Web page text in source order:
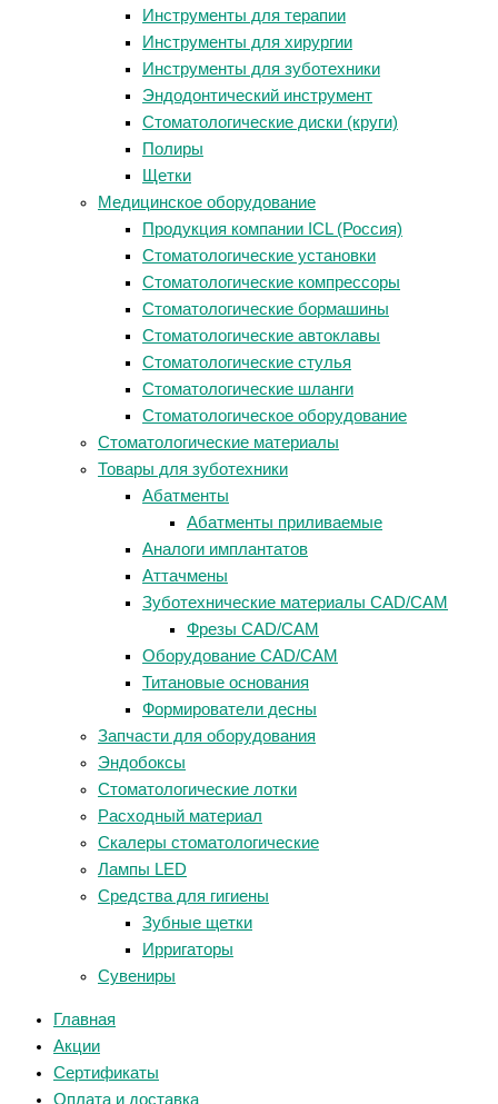
Инструменты для терапии
Инструменты для хирургии
Инструменты для зуботехники
Эндодонтический инструмент
Стоматологические диски (круги)
Полиры
Щетки
Медицинское оборудование
Продукция компании ICL (Россия)
Стоматологические установки
Стоматологические компрессоры
Стоматологические бормашины
Стоматологические автоклавы
Стоматологические стулья
Стоматологические шланги
Стоматологическое оборудование
Стоматологические материалы
Товары для зуботехники
Абатменты
Абатменты приливаемые
Аналоги имплантатов
Аттачмены
Зуботехнические материалы CAD/CAM
Фрезы CAD/CAM
Оборудование CAD/CAM
Титановые основания
Формирователи десны
Запчасти для оборудования
Эндобоксы
Стоматологические лотки
Расходный материал
Скалеры стоматологические
Лампы LED
Средства для гигиены
Зубные щетки
Ирригаторы
Сувениры
Главная
Акции
Сертификаты
Оплата и доставка